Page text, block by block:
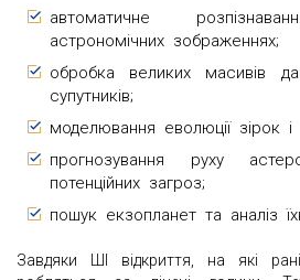
автоматичне
астрономічних зображеннях;
обробка великих масивів
супутників;
моделювання еволюції зірок і
прогнозування руху
потенційних загроз;
пошук екзопланет та аналіз
Завдяки ШІ відкриття, на які